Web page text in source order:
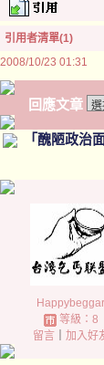
引用者清單(1)
2008/10/23 01:31
回應文章
「醜陋政治
Happybeggar
等級：8
留言｜ 加入好